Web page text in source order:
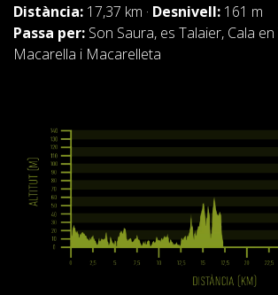
Distància: 17,37 km · Desnivell: 161 m
Passa per: Son Saura, es Talaier, Cala
Macarella i Macarelleta